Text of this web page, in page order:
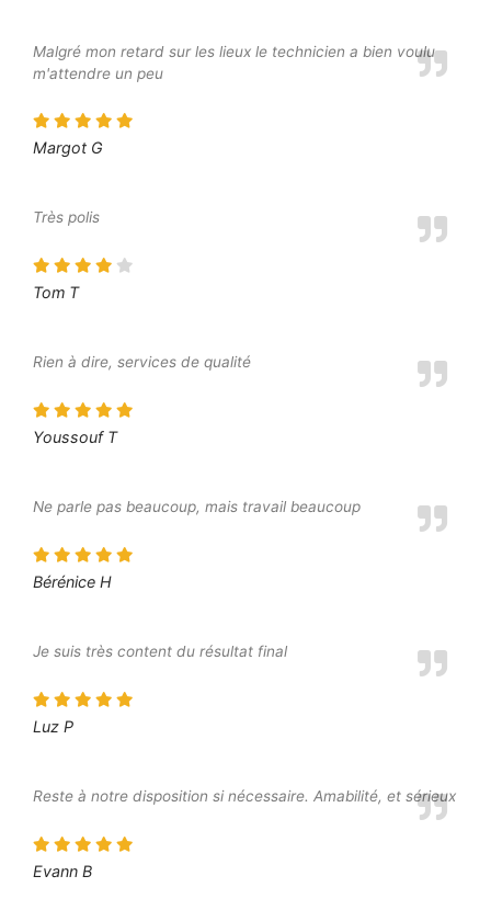
Malgré mon retard sur les lieux le technicien a bien voulu
m'attendre un peu
Margot G
Très polis
Tom T
Rien à dire, services de qualité
Youssouf T
Ne parle pas beaucoup, mais travail beaucoup
Bérénice H
Je suis très content du résultat final
Luz P
Reste à notre disposition si nécessaire. Amabilité, et sérieux
Evann B